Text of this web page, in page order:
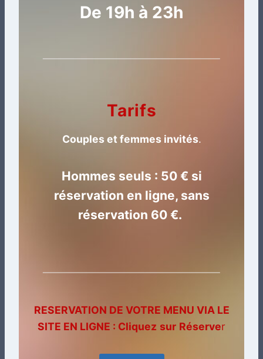
De 19h à 23h
Tarifs
Couples et femmes invités.
Hommes seuls : 50 € si
réservation en ligne, sans
réservation 60 €.
RESERVATION DE VOTRE MENU VIA LE
SITE EN LIGNE : Cliquez sur Réserver